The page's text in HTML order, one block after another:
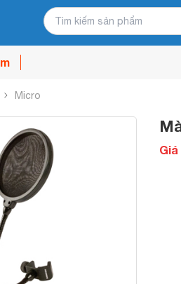
Micro